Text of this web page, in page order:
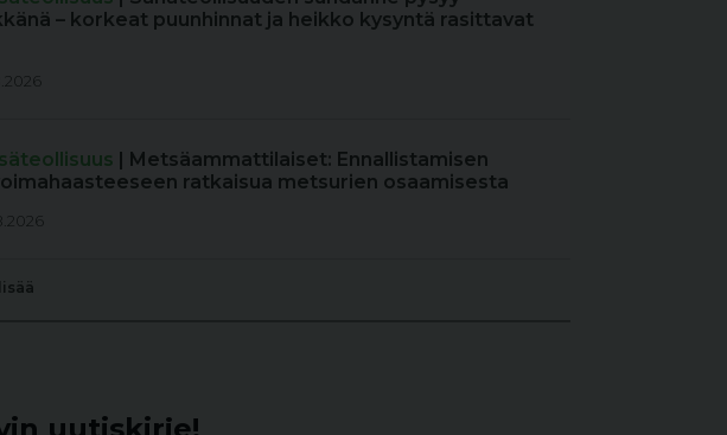
– korkeat puunhinnat ja heikko kysyntä rasittavat
| Metsäammattilaiset: Ennallistamisen
ratkaisua metsurien osaamisesta
uutiskirje!